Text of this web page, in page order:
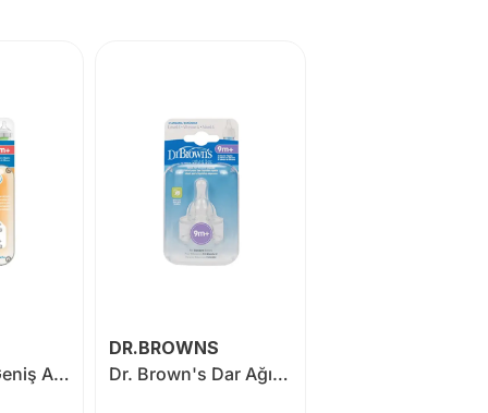
Dr. Brown's Geniş Ağız 1.Seviye 0+ Silikon Biberon Emziği 2'li
DR.BROWNS
Dr. Brown's Dar Ağız 4.Seviye 9+ Silikon Biberon Emziği 2'li